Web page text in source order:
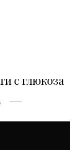
с глюкоза